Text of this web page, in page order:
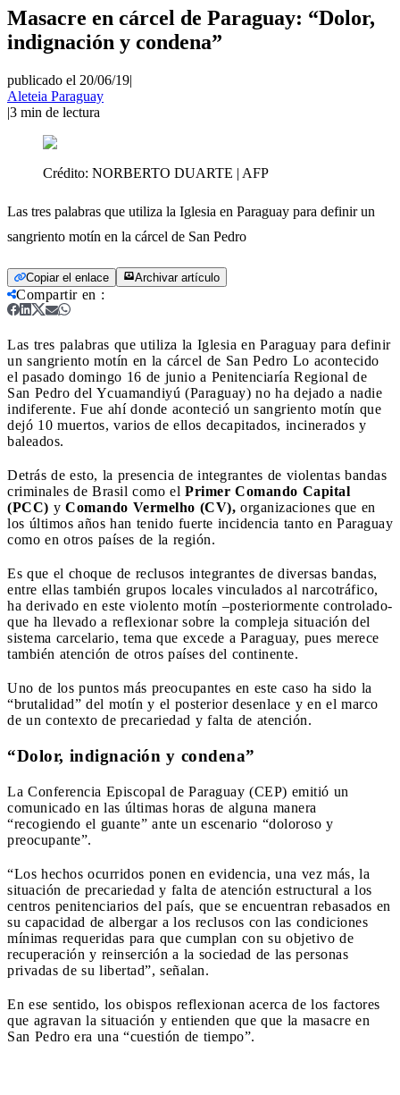
Masacre en cárcel de Paraguay: “Dolor,
indignación y condena”
publicado el 20/06/19|
Aleteia Paraguay
|3 min de lectura
Crédito: NORBERTO DUARTE | AFP
Las tres palabras que utiliza la Iglesia en Paraguay para definir un
sangriento motín en la cárcel de San Pedro
Copiar el enlace Archivar artículo
Compartir en :
Las tres palabras que utiliza la Iglesia en Paraguay para definir
un sangriento motín en la cárcel de San Pedro Lo acontecido
el pasado domingo 16 de junio a Penitenciaría Regional de
San Pedro del Ycuamandiyú (Paraguay) no ha dejado a nadie
indiferente. Fue ahí donde aconteció un sangriento motín que
dejó 10 muertos, varios de ellos decapitados, incinerados y
baleados.
Detrás de esto, la presencia de integrantes de violentas bandas
criminales de Brasil como el Primer Comando Capital
(PCC) y Comando Vermelho (CV), organizaciones que en
los últimos años han tenido fuerte incidencia tanto en Paraguay
como en otros países de la región.
Es que el choque de reclusos integrantes de diversas bandas,
entre ellas también grupos locales vinculados al narcotráfico,
ha derivado en este violento motín –posteriormente controlado-
que ha llevado a reflexionar sobre la compleja situación del
sistema carcelario, tema que excede a Paraguay, pues merece
también atención de otros países del continente.
Uno de los puntos más preocupantes en este caso ha sido la
“brutalidad” del motín y el posterior desenlace y en el marco
de un contexto de precariedad y falta de atención.
“Dolor, indignación y condena”
La Conferencia Episcopal de Paraguay (CEP) emitió un
comunicado en las últimas horas de alguna manera
“recogiendo el guante” ante un escenario “doloroso y
preocupante”.
“Los hechos ocurridos ponen en evidencia, una vez más, la
situación de precariedad y falta de atención estructural a los
centros penitenciarios del país, que se encuentran rebasados en
su capacidad de albergar a los reclusos con las condiciones
mínimas requeridas para que cumplan con su objetivo de
recuperación y reinserción a la sociedad de las personas
privadas de su libertad”, señalan.
En ese sentido, los obispos reflexionan acerca de los factores
que agravan la situación y entienden que que la masacre en
San Pedro era una “cuestión de tiempo”.